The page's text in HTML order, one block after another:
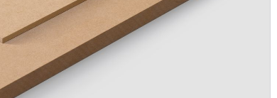
ФУРНИТУРА
ПРОФИЛЬ АЛЮМИНИЕВЫЙ